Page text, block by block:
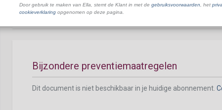
Bijzondere preventiemaatregelen
Dit document is niet beschikbaar in je huidige abonnement.
Door gebruik te maken van Ella, stemt de Klant in met de gebruiksvoorwaarden , het
cookieverklaringopgenomen op deze pagina.